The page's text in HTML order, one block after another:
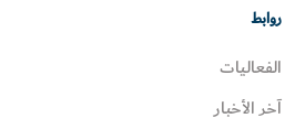
روابط
الفعاليات
آخر الأخبار